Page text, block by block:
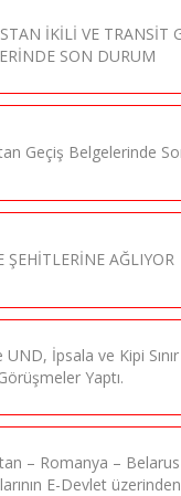
İKİLİ VE TRANSİT
SON DURUM
Geçiş Belgelerinde
ŞEHİTLERİNE AĞLIYOR
İpsala ve Kipi Sınır
Yaptı.
– Romanya –
E-Devlet üzerinden